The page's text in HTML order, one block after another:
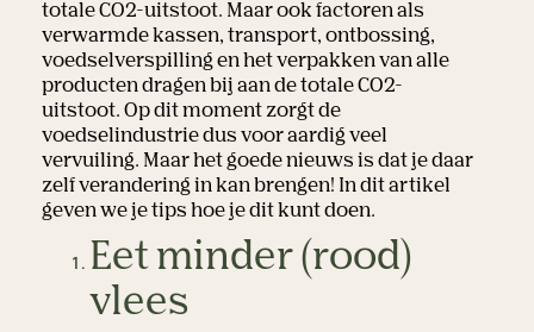
totale CO2-uitstoot. Maar ook factoren als
verwarmde kassen, transport, ontbossing,
voedselverspilling en het verpakken van alle
producten dragen bij aan de totale CO2-
uitstoot. Op dit moment zorgt de
voedselindustrie dus voor aardig veel
vervuiling. Maar het goede nieuws is dat je daar
zelf verandering in kan brengen! In dit artikel
geven we je tips hoe je dit kunt doen.
Eet minder (rood)
vlees